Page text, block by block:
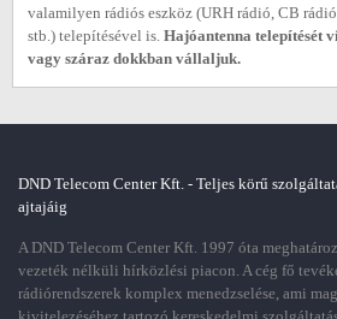
valamilyen rádiós eszköz (URH rádió, CB
stb.) telepítésével is. Hajóantenna telepítését
vagy száraz dokkban vállaljuk.
DND Telecom Center Kft. - Teljes körű
ajtajáig
A DND Telecom Center Kft. 1997 óta
vezeték nélküli hírközlési piacon. A cég fő
rádiórendszerek komplex menedzselése, ami